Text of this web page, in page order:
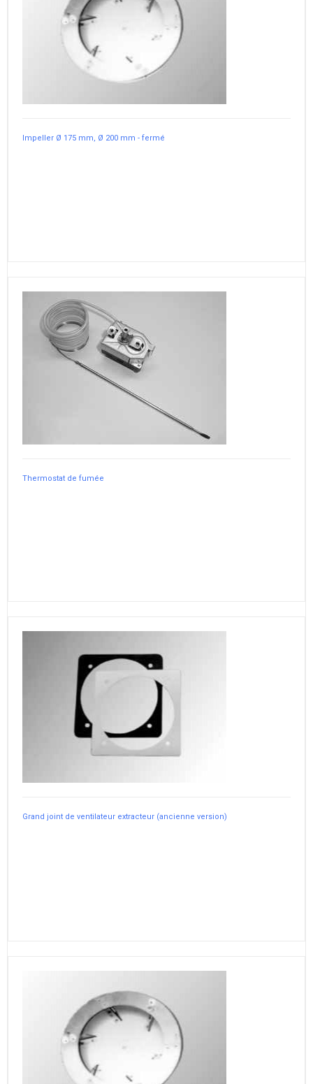
Impeller Ø 175 mm, Ø 200 mm - fermé
Thermostat de fumée
Grand joint de ventilateur extracteur (ancienne version)